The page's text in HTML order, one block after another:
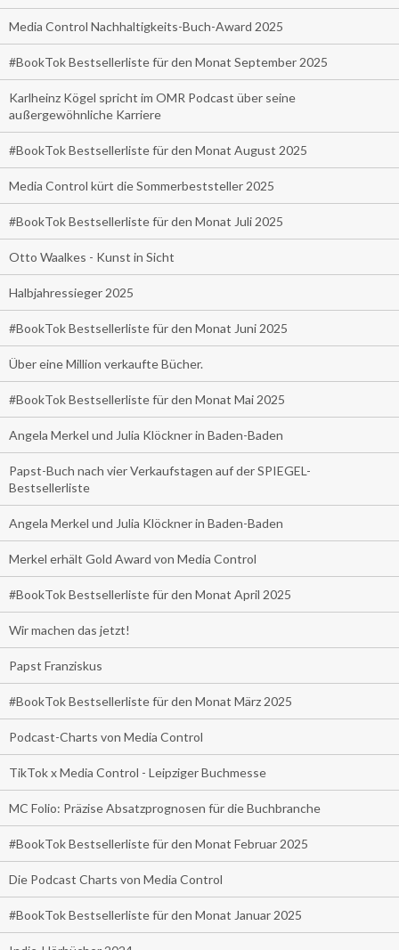
Media Control Nachhaltigkeits-Buch-Award 2025
#BookTok Bestsellerliste für den Monat September 2025
Karlheinz Kögel spricht im OMR Podcast über seine
außergewöhnliche Karriere
#BookTok Bestsellerliste für den Monat August 2025
Media Control kürt die Sommerbeststeller 2025
#BookTok Bestsellerliste für den Monat Juli 2025
Otto Waalkes - Kunst in Sicht
Halbjahressieger 2025
#BookTok Bestsellerliste für den Monat Juni 2025
Über eine Million verkaufte Bücher.
#BookTok Bestsellerliste für den Monat Mai 2025
Angela Merkel und Julia Klöckner in Baden-Baden
Papst-Buch nach vier Verkaufstagen auf der SPIEGEL-
Bestsellerliste
Angela Merkel und Julia Klöckner in Baden-Baden
Merkel erhält Gold Award von Media Control
#BookTok Bestsellerliste für den Monat April 2025
Wir machen das jetzt!
Papst Franziskus
#BookTok Bestsellerliste für den Monat März 2025
Podcast-Charts von Media Control
TikTok x Media Control - Leipziger Buchmesse
MC Folio: Präzise Absatzprognosen für die Buchbranche
#BookTok Bestsellerliste für den Monat Februar 2025
Die Podcast Charts von Media Control
#BookTok Bestsellerliste für den Monat Januar 2025